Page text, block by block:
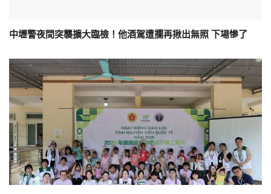
中壢警夜間突襲擴大臨檢！他酒駕遭攔再揪出無照 下場慘了